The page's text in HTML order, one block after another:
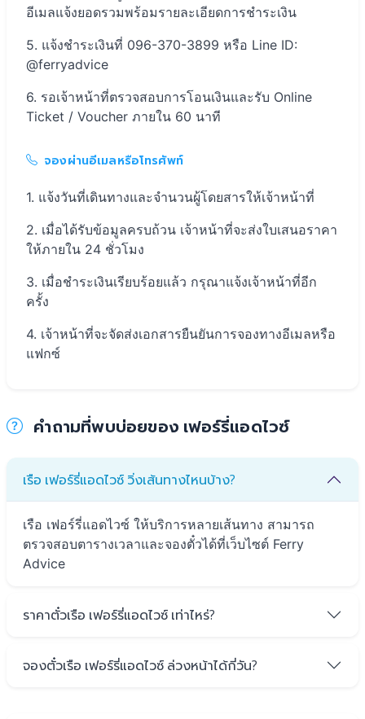
อีเมลแจ้งยอดรวมพร้อมรายละเอียดการชำระเงิน
แจ้งชำระเงินที่ 096-370-3899 หรือ Line ID:
@ferryadvice
รอเจ้าหน้าที่ตรวจสอบการโอนเงินและรับ Online
Ticket / Voucher ภายใน 60 นาที
จองผ่านอีเมลหรือโทรศัพท์
แจ้งวันที่เดินทางและจำนวนผู้โดยสารให้เจ้าหน้าที่
เมื่อได้รับข้อมูลครบถ้วน เจ้าหน้าที่จะส่งใบเสนอราคา
ให้ภายใน 24 ชั่วโมง
เมื่อชำระเงินเรียบร้อยแล้ว กรุณาแจ้งเจ้าหน้าที่อีก
ครั้ง
เจ้าหน้าที่จะจัดส่งเอกสารยืนยันการจองทางอีเมลหรือ
แฟกซ์
คำถามที่พบบ่อยของ เฟอร์รี่แอดไวซ์
เรือ เฟอร์รี่แอดไวซ์ วิ่งเส้นทางไหนบ้าง?
เรือ เฟอร์รี่แอดไวซ์ ให้บริการหลายเส้นทาง สามารถ
ตรวจสอบตารางเวลาและจองตั๋วได้ที่เว็บไซต์ Ferry
Advice
ราคาตั๋วเรือ เฟอร์รี่แอดไวซ์ เท่าไหร่?
จองตั๋วเรือ เฟอร์รี่แอดไวซ์ ล่วงหน้าได้กี่วัน?